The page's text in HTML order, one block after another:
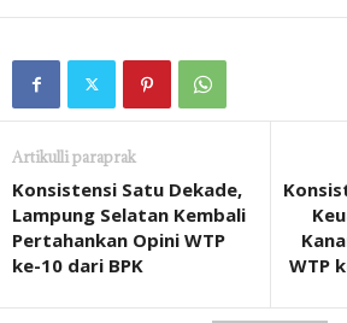
Artikulli paraprak
Konsistensi Satu Dekade,
Lampung Selatan Kembali
Pertahankan Opini WTP
ke-10 dari BPK
WTP